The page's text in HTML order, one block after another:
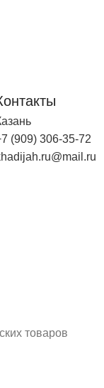
(909) 306-35-72
товаров